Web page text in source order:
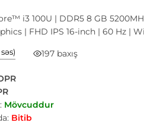
i3 100U | DDR5 8 GB
| FHD IPS 16-inch | 60 Hz |
səs) 197 baxış
Mövcuddur
Bitib